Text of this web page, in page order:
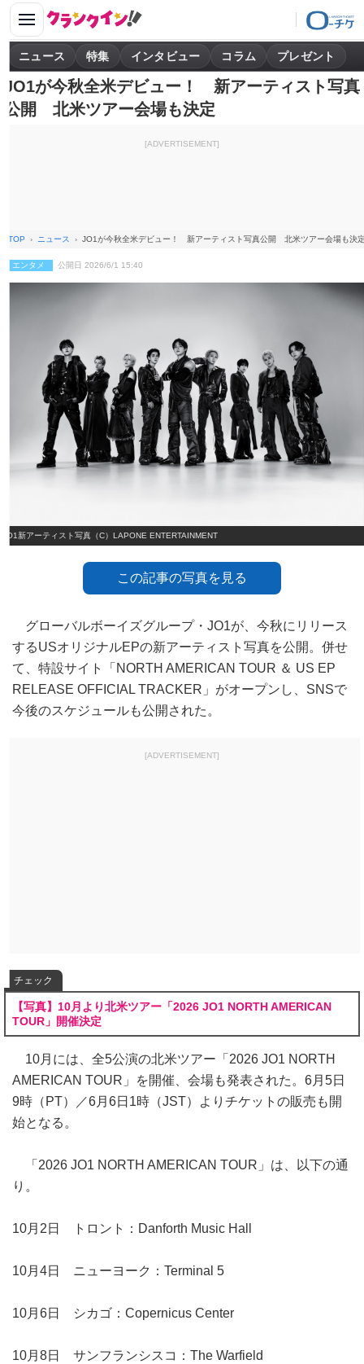
ニュース 特集 インタビュー コラム プレゼント
JO1が今秋全米デビュー！ 新アーティスト写真
公開 北米ツアー会場も決定
[ADVERTISEMENT]
TOP ニュース JO1が今秋全米デビュー！ 新アーティスト写真公開 北米ツアー会場も決
エンタメ 公開日 2026/6/1 15:40
JO1新アーティスト写真（C）LAPONE ENTERTAINMENT
この記事の写真を見る
グローバルボーイズグループ・JO1が、今秋にリリース
するUSオリジナルEPの新アーティスト写真を公開。併せ
て、特設サイト「NORTH AMERICAN TOUR ＆ US EP
RELEASE OFFICIAL TRACKER」がオープンし、SNSで
今後のスケジュールも公開された。
[ADVERTISEMENT]
チェック
【写真】10月より北米ツアー「2026 JO1 NORTH AMERICAN
TOUR」開催決定
10月には、全5公演の北米ツアー「2026 JO1 NORTH
AMERICAN TOUR」を開催、会場も発表された。6月5日
9時（PT）／6月6日1時（JST）よりチケットの販売も開
始となる。
「2026 JO1 NORTH AMERICAN TOUR」は、以下の通
り。
10月2日 トロント：Danforth Music Hall
10月4日 ニューヨーク：Terminal 5
10月6日 シカゴ：Copernicus Center
10月8日 サンフランシスコ：The Warfield